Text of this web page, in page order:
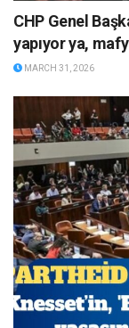
CHP Genel
yapıyor ya,
MARCH 31, 2026